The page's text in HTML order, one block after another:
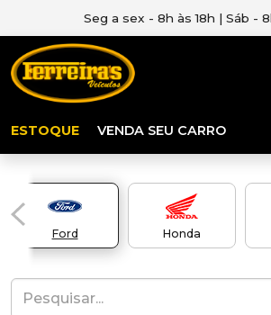
Seg a sex - 8h às 18h | Sáb -
ESTOQUE VENDA SEU CARRO
Ford Honda